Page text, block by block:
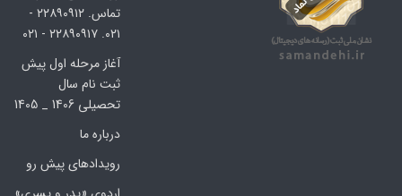
تماس. ۲۲۸۹۰۹۱۲ -
۰۲۱. ۲۲۸۹۰۹۱۷ - ۰۲۱
آغاز مرحله اول پیش
ثبت نام سال
تحصیلی 1406 _ 1405
درباره ما
رویدادهای پیش رو